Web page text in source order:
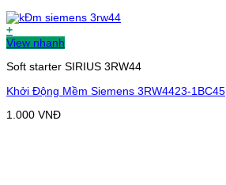
+
View nhanh
Soft starter SIRIUS 3RW44
Khởi Động Mềm Siemens 3RW4423-1BC45
1.000 VNĐ